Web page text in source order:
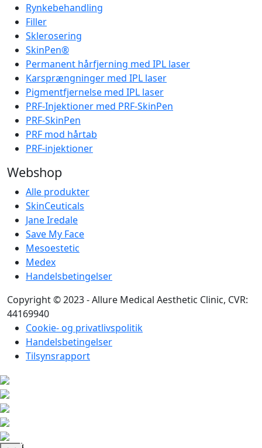
Rynkebehandling
Filler
Sklerosering
SkinPen®
Permanent hårfjerning med IPL laser
Karsprængninger med IPL laser
Pigmentfjernelse med IPL laser
PRF-Injektioner med PRF-SkinPen
PRF-SkinPen
PRF mod hårtab
PRF-injektioner
Webshop
Alle produkter
SkinCeuticals
Jane Iredale
Save My Face
Mesoestetic
Medex
Handelsbetingelser
Copyright © 2023 - Allure Medical Aesthetic Clinic, CVR:
44169940
Cookie- og privatlivspolitik
Handelsbetingelser
Tilsynsrapport